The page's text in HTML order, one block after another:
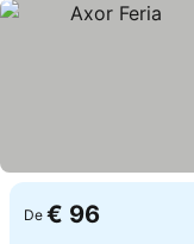
De € 96